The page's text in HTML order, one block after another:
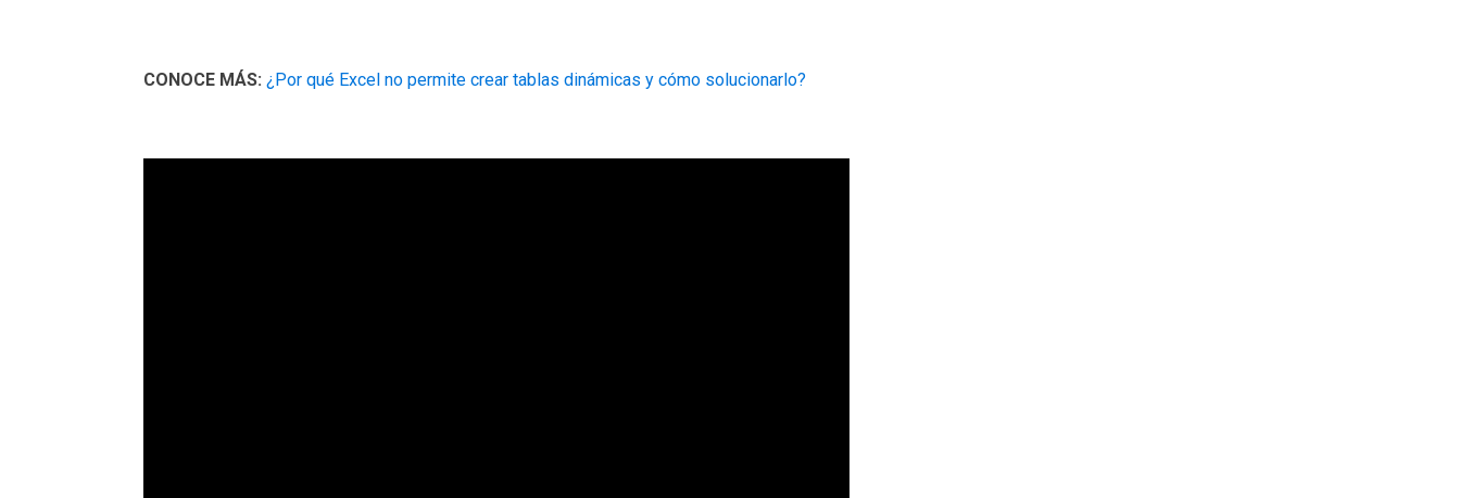
CONOCE MÁS: ¿Por qué Excel no permite crear tablas dinámicas y cómo solucionarlo?